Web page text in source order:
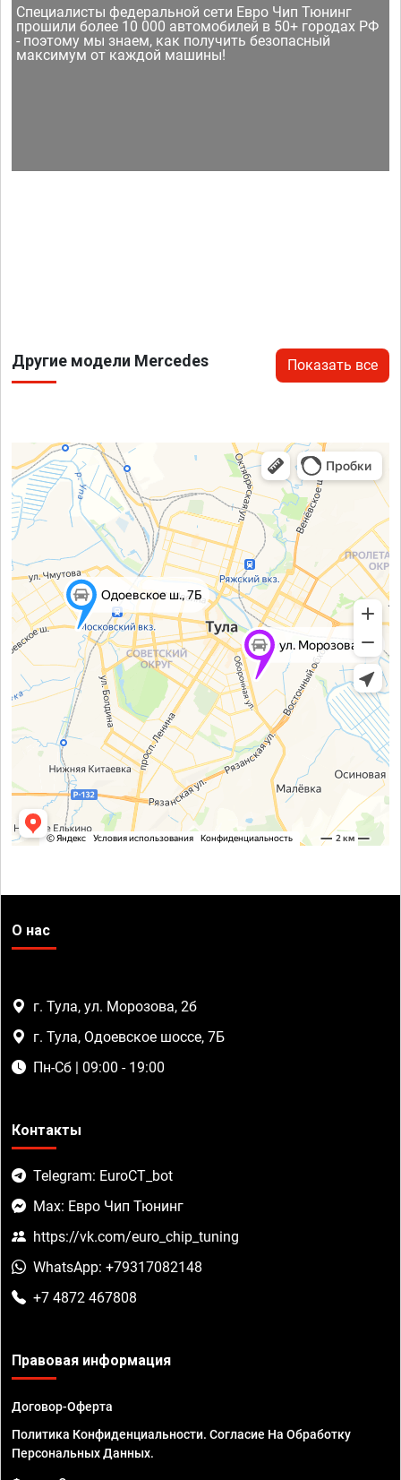
Специалисты федеральной сети Евро Чип Тюнинг
прошили более 10 000 автомобилей в 50+ городах РФ
- поэтому мы знаем, как получить безопасный
максимум от каждой машины!
Другие модели Mercedes Показать все
О нас
г. Тула, ул. Морозова, 2б
г. Тула, Одоевское шоссе, 7Б
Пн-Сб | 09:00 - 19:00
Контакты
Telegram: EuroCT_bot
Max: Евро Чип Тюнинг
https://vk.com/euro_chip_tuning
WhatsApp: +79317082148
+7 4872 467808
Правовая информация
Договор-Оферта
Политика Конфиденциальности. Согласие На Обработку
Персональных Данных.